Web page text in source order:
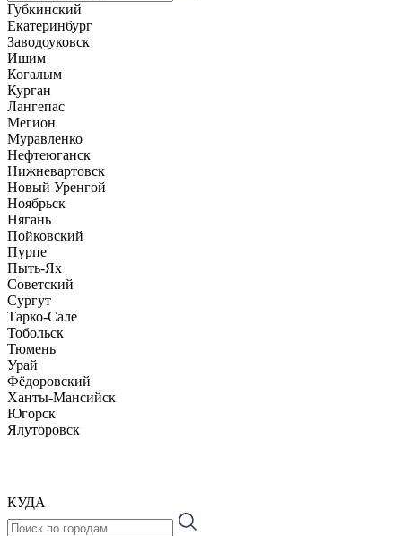
Губкинский
Екатеринбург
Заводоуковск
Ишим
Когалым
Курган
Лангепас
Мегион
Муравленко
Нефтеюганск
Нижневартовск
Новый Уренгой
Ноябрьск
Нягань
Пойковский
Пурпе
Пыть-Ях
Советский
Сургут
Тарко-Сале
Тобольск
Тюмень
Урай
Фёдоровский
Ханты-Мансийск
Югорск
Ялуторовск
КУДА